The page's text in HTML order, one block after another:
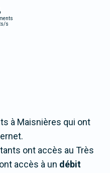
s
à Maisnières qui ont
ont accès au Très
accès à un débit